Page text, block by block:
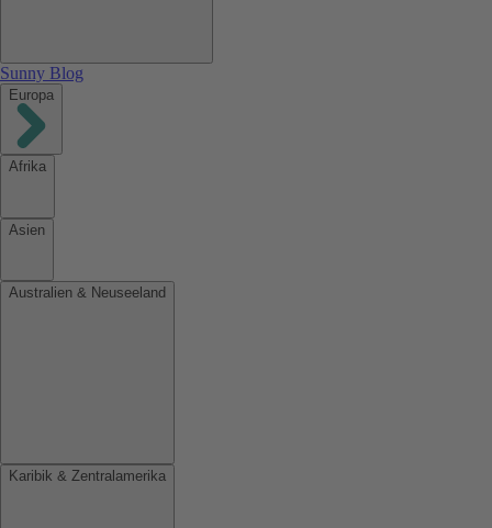
Sunny Blog
Europa
Afrika
Asien
Australien & Neuseeland
Karibik & Zentralamerika